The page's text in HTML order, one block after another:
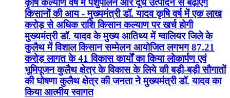
किसानों की आय - मुख्यमंत्री डॉ. यादव कृषि वर्ष में एक लाख
करोड़ से अधिक राशि किसान कल्याण पर खर्च होगी
मुख्यमंत्री डॉ. यादव के मुख्य आतिथ्य में ग्वालियर जिले के
कुलैथ में विशाल किसान सम्मेलन आयोजित लगभग 87.21
करोड़ लागत के 41 विकास कार्यों का किया लोकार्पण एवं
भूमिपूजन कुलैथ क्षेत्र के विकास के लिये की बड़ी-बड़ी सौगातों
की घोषणा कुलैथ क्षेत्र की जनता ने मुख्यमंत्री डॉ. यादव का
किया आत्मीय स्वागत